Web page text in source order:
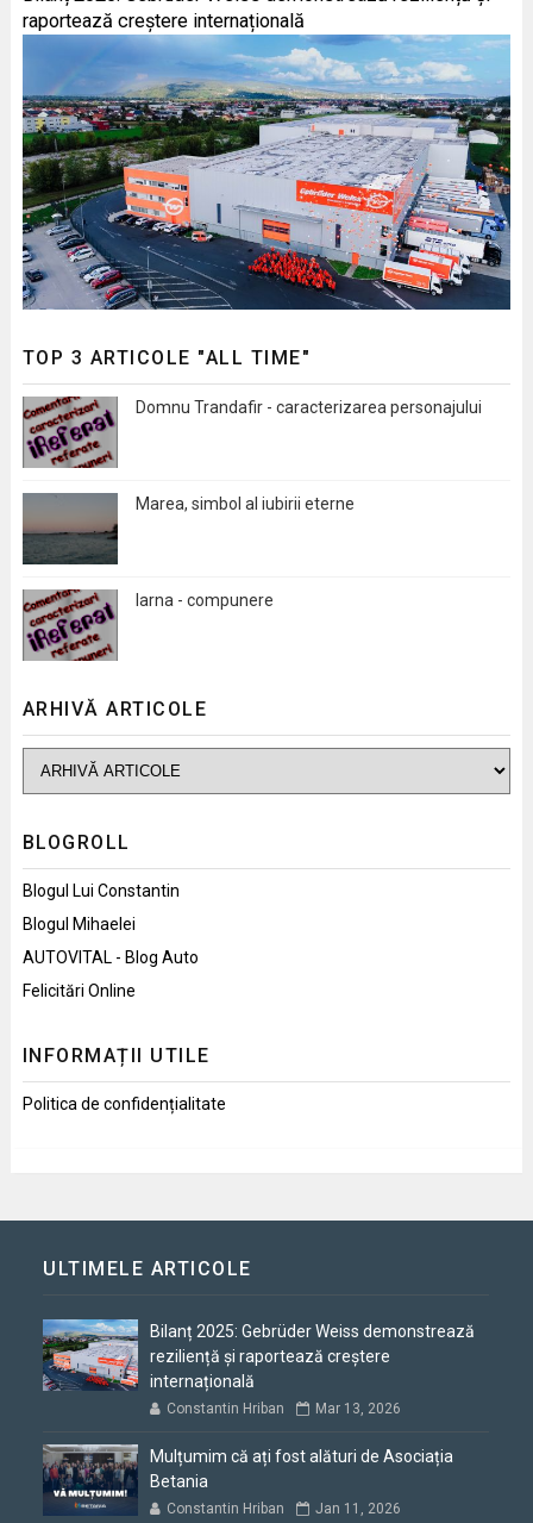
raportează creștere internațională
TOP 3 ARTICOLE "ALL TIME"
Domnu Trandafir - caracterizarea personajului
Marea, simbol al iubirii eterne
Iarna - compunere
ARHIVĂ ARTICOLE
BLOGROLL
Blogul Lui Constantin
Blogul Mihaelei
AUTOVITAL - Blog Auto
Felicitări Online
INFORMAȚII UTILE
Politica de confidențialitate
ULTIMELE ARTICOLE
Bilanț 2025: Gebrüder Weiss demonstrează
reziliență și raportează creștere
internațională
Constantin Hriban Mar 13, 2026
Mulțumim că ați fost alături de Asociația
Betania
Constantin Hriban Jan 11, 2026